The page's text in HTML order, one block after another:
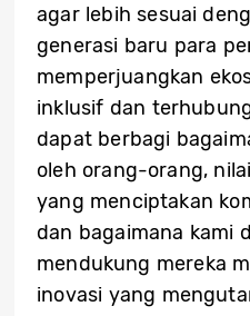
agar lebih sesuai
generasi baru para
memperjuangkan
inklusif dan
dapat berbagi
oleh orang-orang,
yang menciptakan
dan bagaimana kami
mendukung mereka
inovasi yang